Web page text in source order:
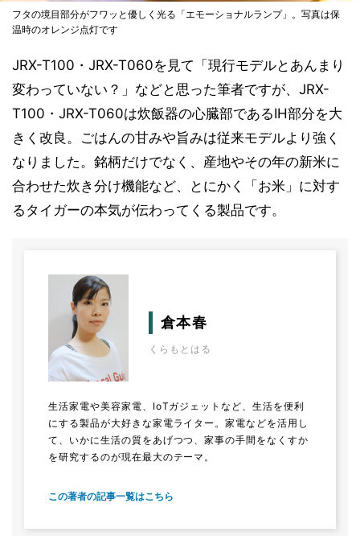
フタの境目部分がフワッと優しく光る「エモーショナルランプ」。写真は保
温時のオレンジ点灯です
JRX-T100・JRX-T060を見て「現行モデルとあんまり
変わっていない？」などと思った筆者ですが、JRX-
T100・JRX-T060は炊飯器の心臓部であるIH部分を大
きく改良。ごはんの甘みや旨みは従来モデルより強く
なりました。銘柄だけでなく、産地やその年の新米に
合わせた炊き分け機能など、とにかく「お米」に対す
るタイガーの本気が伝わってくる製品です。
倉本春
くらもとはる
生活家電や美容家電、IoTガジェットなど、生活を便利
にする製品が大好きな家電ライター。家電などを活用し
て、いかに生活の質をあげつつ、家事の手間をなくすか
を研究するのが現在最大のテーマ。
この著者の記事一覧はこちら